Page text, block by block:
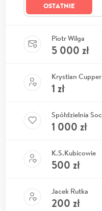
OSTATNIE
Piotr Wilga
5 000 zł
Krystian Cupper
1 zł
1 000 zł
K.S.Kubicowie
500 zł
Jacek Rutka
200 zł